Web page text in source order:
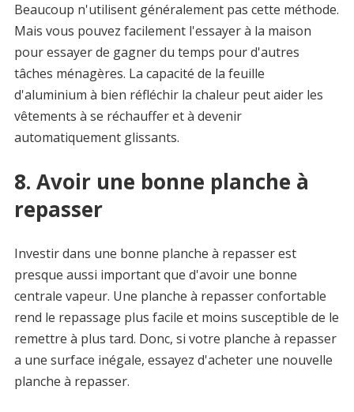
Beaucoup n'utilisent généralement pas cette méthode.
Mais vous pouvez facilement l'essayer à la maison
pour essayer de gagner du temps pour d'autres
tâches ménagères. La capacité de la feuille
d'aluminium à bien réfléchir la chaleur peut aider les
vêtements à se réchauffer et à devenir
automatiquement glissants.
8. Avoir une bonne planche à
repasser
Investir dans une bonne planche à repasser est
presque aussi important que d'avoir une bonne
centrale vapeur. Une planche à repasser confortable
rend le repassage plus facile et moins susceptible de le
remettre à plus tard. Donc, si votre planche à repasser
a une surface inégale, essayez d'acheter une nouvelle
planche à repasser.